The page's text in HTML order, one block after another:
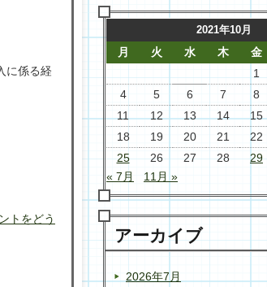
に係る経
トをどう
2021年10月
月 火 水 木 金
1
4
5 6 7 8
11
12 13 14 15
18
19 20 21 22
25
26 27 28 29
« 7月
11月 »
アーカイブ
2026年7月